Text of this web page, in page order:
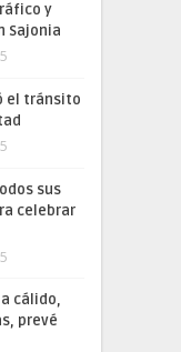
y
Sajonia
el tránsito
sus
celebrar
cálido,
prevé